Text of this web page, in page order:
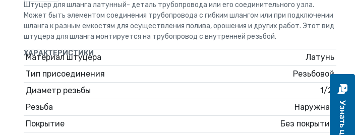
Штуцер для шланга латунный- деталь трубопровода или его соединительного узла.
Может быть элементом соединения трубопровода с гибким шлангом или при подключении
шланга к разным емкостям для осуществления полива, орошения и других работ. Этот вид
штуцера для шланга монтируется на трубопровод с внутренней резьбой.
ХАРАКТЕРИСТИКИ
Материал штуцера
Латунь
Тип присоединения
Резьбовой
Диаметр резьбы
1/2'
Резьба
Наружная
Покрытие
Без покрытия